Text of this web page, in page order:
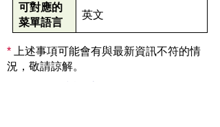
可對應的
菜單語言
英文
*
上述事項可能會有與最新資訊不符的情
況，敬請諒解。